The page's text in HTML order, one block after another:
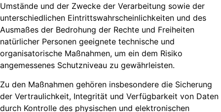
Umstände und der Zwecke der Verarbeitung sowie der
unterschiedlichen Eintrittswahrscheinlichkeiten und des
Ausmaßes der Bedrohung der Rechte und Freiheiten
natürlicher Personen geeignete technische und
organisatorische Maßnahmen, um ein dem Risiko
angemessenes Schutzniveau zu gewährleisten.
Zu den Maßnahmen gehören insbesondere die Sicherung
der Vertraulichkeit, Integrität und Verfügbarkeit von Daten
durch Kontrolle des physischen und elektronischen